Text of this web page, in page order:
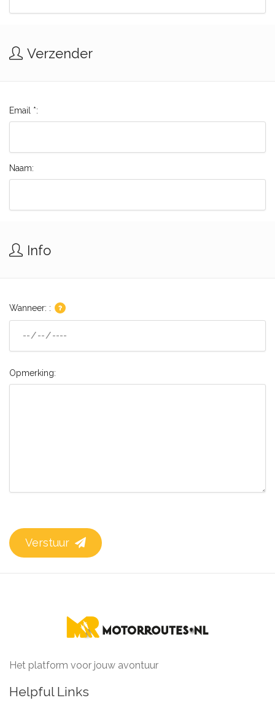
Verzender
Email *:
Naam:
Info
Wanneer: :
Opmerking:
Verstuur
Het platform voor jouw avontuur
Helpful Links